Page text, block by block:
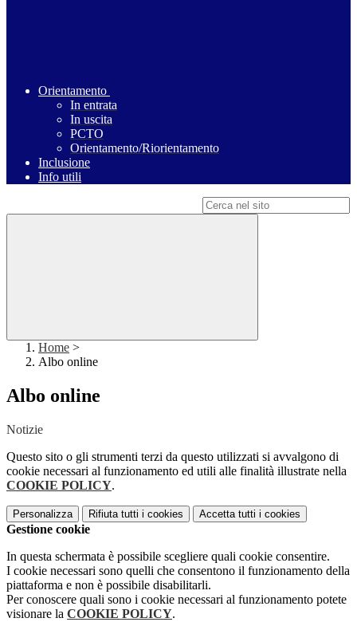
Orientamento
In entrata
In uscita
PCTO
Orientamento/Riorientamento
Inclusione
Info utili
Home >
Albo online
Albo online
Notizie
Questo sito o gli strumenti terzi da questo utilizzati si avvalgono di
cookie necessari al funzionamento ed utili alle finalità illustrate nella
COOKIE POLICY.
Personalizza Rifiuta tutti i cookies Accetta tutti i cookies
Gestione cookie
In questa schermata è possibile scegliere quali cookie consentire.
I cookie necessari sono quelli che consentono il funzionamento della
piattaforma e non è possibile disabilitarli.
Per conoscere quali sono i cookie necessari al funzionamento potete
visionare la COOKIE POLICY.